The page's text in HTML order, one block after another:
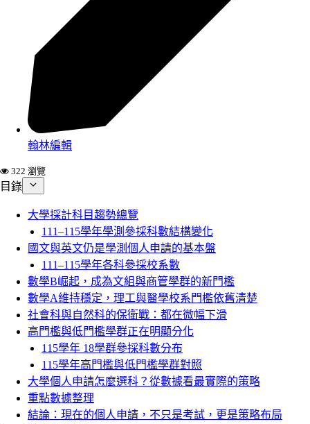
翰林編輯
322 瀏覽
目錄
大學採計科目趨勢總覽
111–115學年學測參採科數結構變化
國文與英文仍是學測個人申請的基本盤
111–115學年各科參採校系數
數學B崛起，成為文組與商管學群的新門檻
數學A維持穩定，理工與醫學校系門檻依舊清楚
社會科與自然科的保衛戰：都在微幅下滑
高門檻與低門檻學群正在明顯分化
115學年 18學群參採科數分布
115學年高門檻與低門檻學群對照
大學個人申請怎麼選科？從數據看最實際的策略
重點數據整理
結論：現在的個人申請，不只是考試，更是策略布局